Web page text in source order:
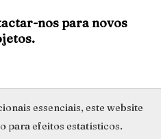
s
t
g
r
a
nos para novos
essenciais, este website
para efeitos estatísticos.